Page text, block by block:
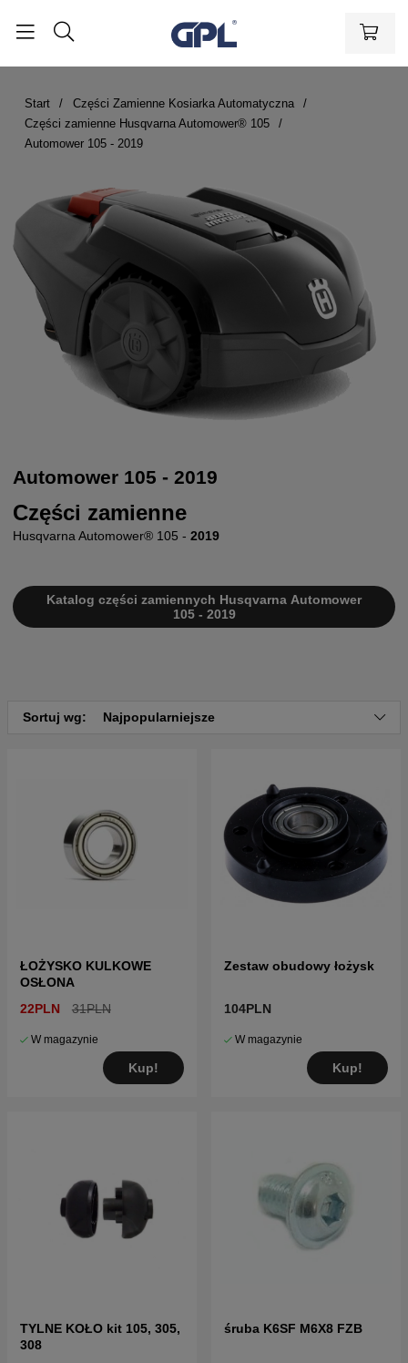
Start
Części Zamienne Kosiarka Automatyczna
Części zamienne Husqvarna Automower® 105
Automower 105 - 2019
Automower 105 - 2019
Części zamienne
Husqvarna Automower® 105 - 2019
Katalog części zamiennych Husqvarna Automower
105 - 2019
Sortuj wg: Najpopularniejsze
ŁOŻYSKO KULKOWE
OSŁONA
22PLN
31PLN
W magazynie
Kup!
Zestaw obudowy łożysk
104PLN
W magazynie
Kup!
TYLNE KOŁO kit 105, 305,
308
śruba K6SF M6X8 FZB